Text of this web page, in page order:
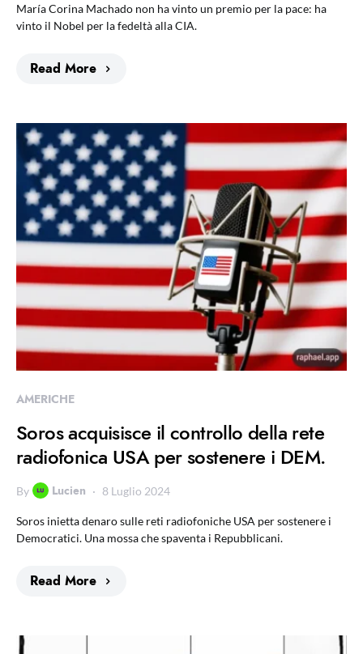
María Corina Machado non ha vinto un premio per la pace: ha
vinto il Nobel per la fedeltà alla CIA.
Read More
AMERICHE
Soros acquisisce il controllo della rete
radiofonica USA per sostenere i DEM.
By Lucien 8 Luglio 2024
Soros inietta denaro sulle reti radiofoniche USA per sostenere i
Democratici. Una mossa che spaventa i Repubblicani.
Read More